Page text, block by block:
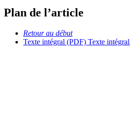
Plan de l’article
Retour au début
Texte intégral (PDF) Texte